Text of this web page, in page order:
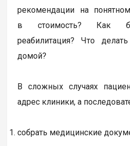
рекомендации на
в стоимость? Как
реабилитация? Что
домой?
В сложных случаях
адрес клиники, а
собрать медицинские